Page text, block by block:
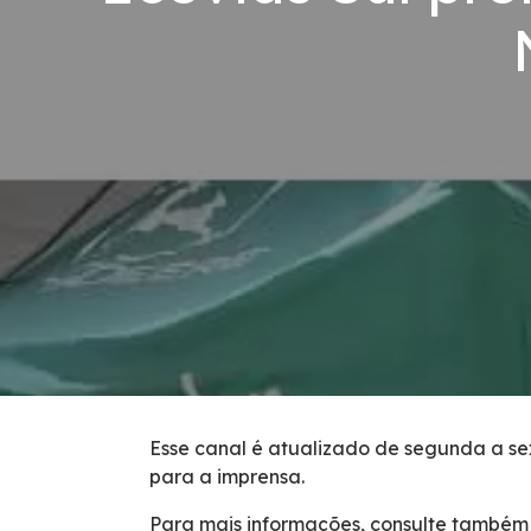
Código de Conduta
Serviços
Faixa de Domínio
Isenção de Veículos Oficiais
Inspeção de Tráfego
Esse canal é atualizado de segunda a
para a imprensa.
Para mais informações, consulte